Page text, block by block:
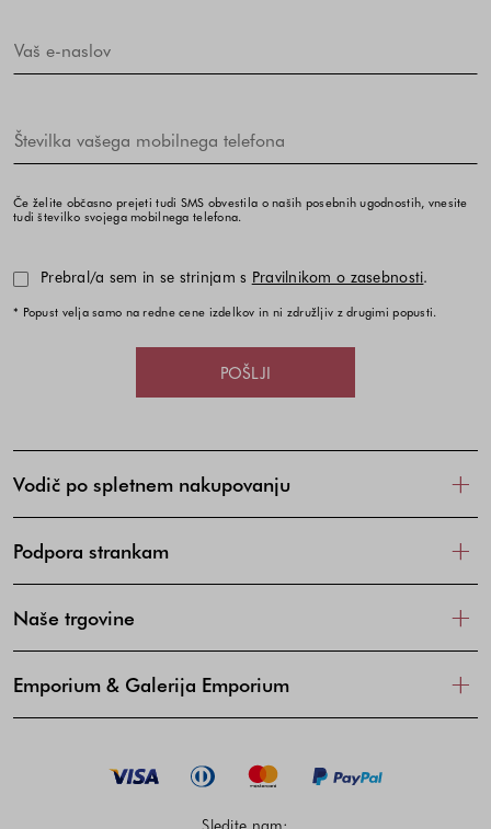
Če želite občasno prejeti tudi SMS obvestila o naših posebnih ugodnostih, vnesite
tudi številko svojega mobilnega telefona.
Prebral/a sem in se strinjam s Pravilnikom o zasebnosti.
* Popust velja samo na redne cene izdelkov in ni združljiv z drugimi popusti.
POŠLJI
Vodič po spletnem nakupovanju
Podpora strankam
Naše trgovine
Emporium & Galerija Emporium
Sledite nam: